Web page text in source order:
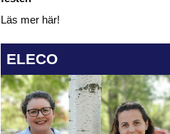
Läs mer här!
ELECO